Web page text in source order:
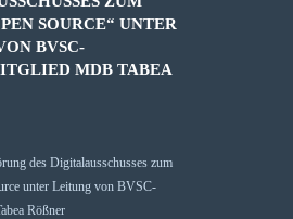
SOURCE“ UNTER
BVSC-
MDB TABEA